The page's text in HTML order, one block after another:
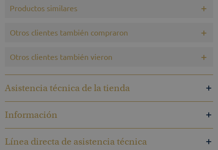
Productos similares
Otros clientes también compraron
Otros clientes también vieron
Asistencia técnica de la tienda
Información
Línea directa de asistencia técnica